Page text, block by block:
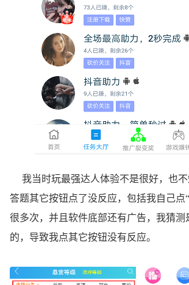
我当时玩最强达人体验不是很好，也不
答题其它按钮点了没反应，包括我自己点
很多次，并且软件底部还有广告，我猜测
的，导致我点其它按钮没有反应。